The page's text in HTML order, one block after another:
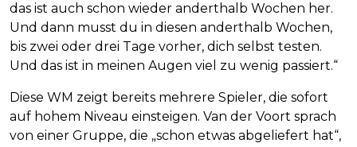
das ist auch schon wieder anderthalb Wochen her.
Und dann musst du in diesen anderthalb Wochen,
bis zwei oder drei Tage vorher, dich selbst testen.
Und das ist in meinen Augen viel zu wenig passiert.“
Diese WM zeigt bereits mehrere Spieler, die sofort
auf hohem Niveau einsteigen. Van der Voort sprach
von einer Gruppe, die „schon etwas abgeliefert hat“,